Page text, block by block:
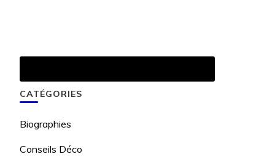
CATÉGORIES
Biographies
Conseils Déco